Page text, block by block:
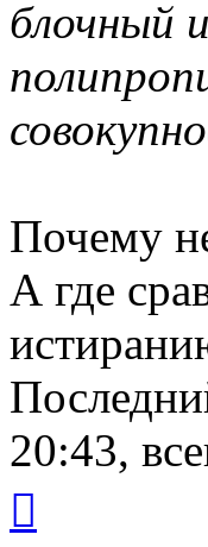
блочный
Почему
А где
20:43,
началу